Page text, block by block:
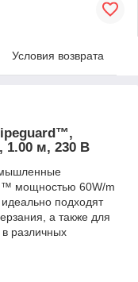
Условия возврата
1.00 м, 230 В
мощностью 60W/m
подходят
а также для
различных